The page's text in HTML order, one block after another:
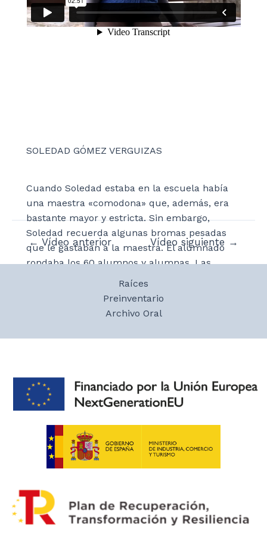
SOLEDAD GÓMEZ VERGUIZAS
Cuando Soledad estaba en la escuela había
una maestra «comodona» que, además, era
bastante mayor y estricta. Sin embargo,
Soledad recuerda algunas bromas pesadas
que le gastaban a la maestra. El alumnado
rondaba los 60 alumnos y alumnas. Las
alumnas, además de letras y las cuatro
reglas, aprendían labores de costura.
Navegación
← Vídeo anterior Vídeo siguiente →
Raíces
Preinventario
Archivo Oral